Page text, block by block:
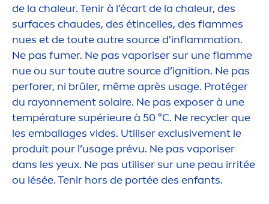
de la chaleur. Tenir à l’écart de la chaleur, des
surfaces chaudes, des étincelles, des flammes
nues et de toute autre source d'inflammation.
Ne pas fumer. Ne pas vaporiser sur une flamme
nue ou sur toute autre source d’ignition. Ne pas
perforer, ni brûler, même après usage. Protéger
du rayonnement solaire. Ne pas exposer à une
température supérieure à 50 °C. Ne recycler que
les emballages vides. Utiliser exclusivement le
produit pour l’usage prévu. Ne pas vaporiser
dans les yeux. Ne pas utiliser sur une peau irritée
ou lésée. Tenir hors de portée des enfants.